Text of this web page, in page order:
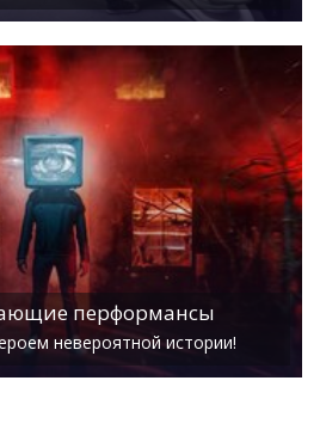
перформансы
невероятной истории!